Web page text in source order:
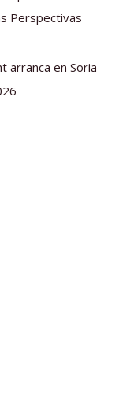
Perspectivas
arranca en Soria